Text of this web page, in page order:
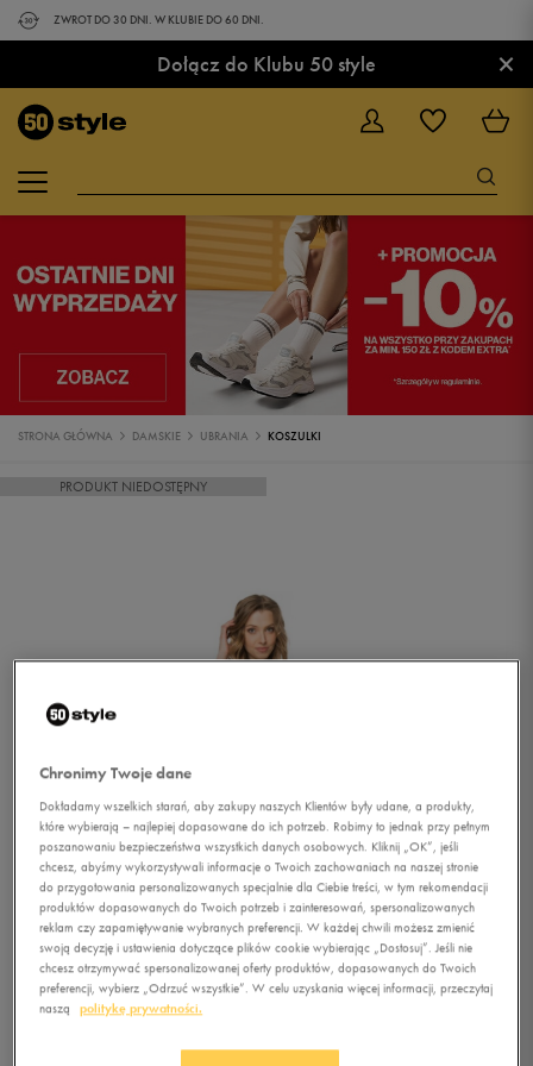
ZWROT DO 30 DNI. W KLUBIE DO 60 DNI.
Dołącz do Klubu 50 style ×
STRONA GŁÓWNA DAMSKIE UBRANIA KOSZULKI
PRODUKT NIEDOSTĘPNY
1/2
Chronimy Twoje dane
Dokładamy wszelkich starań, aby zakupy naszych Klientów były udane, a produkty,
które wybierają – najlepiej dopasowane do ich potrzeb. Robimy to jednak przy pełnym
poszanowaniu bezpieczeństwa wszystkich danych osobowych. Kliknij „OK”, jeśli
chcesz, abyśmy wykorzystywali informacje o Twoich zachowaniach na naszej stronie
do przygotowania personalizowanych specjalnie dla Ciebie treści, w tym rekomendacji
produktów dopasowanych do Twoich potrzeb i zainteresowań, spersonalizowanych
reklam czy zapamiętywanie wybranych preferencji. W każdej chwili możesz zmienić
swoją decyzję i ustawienia dotyczące plików cookie wybierając „Dostosuj”. Jeśli nie
chcesz otrzymywać spersonalizowanej oferty produktów, dopasowanych do Twoich
preferencji, wybierz „Odrzuć wszystkie”. W celu uzyskania więcej informacji, przeczytaj
naszą
politykę prywatności.